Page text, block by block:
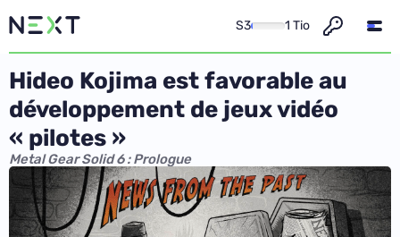
S3 1 Tio
Hideo Kojima est favorable au
développement de jeux vidéo
« pilotes »
Metal Gear Solid 6 : Prologue